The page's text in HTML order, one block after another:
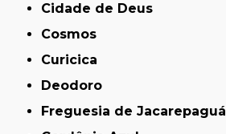
Cidade de Deus
Cosmos
Curicica
Deodoro
Freguesia de Jacarepaguá